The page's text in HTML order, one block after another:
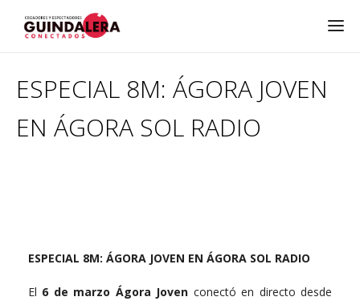
ESPECIAL 8M: ÁGORA JOVEN
EN ÁGORA SOL RADIO
ESPECIAL 8M: ÁGORA JOVEN EN ÁGORA SOL RADIO
El 6 de marzo Ágora Joven conectó en directo desde